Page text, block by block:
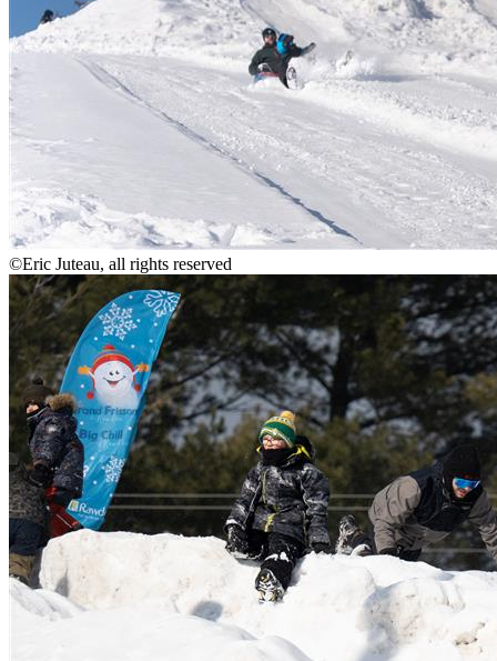
©Eric Juteau, all rights reserved